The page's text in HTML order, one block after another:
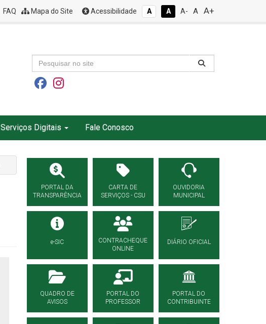
FAQ Mapa do Site Acessibilidade A A A- A A+
Serviços Digitais Fale Conosco
PORTAL DA
TRANSPARÊNCIA
CARTA DE
SERVIÇOS - CSU
OUVIDORIA
MUNICIPAL
e-SIC
CONTRACHEQUE
ONLINE
DIÁRIO OFICIAL
QUADRO DE
AVISOS
PORTAL DO
PROFESSOR
PORTAL DO
CONTRIBUINTE